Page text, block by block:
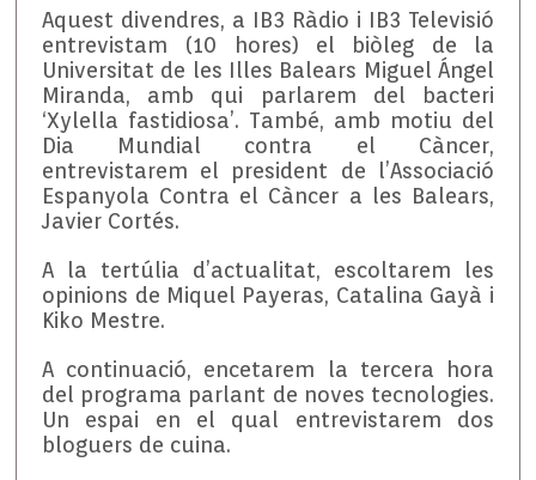
Aquest divendres, a IB3 Ràdio i IB3 Televisió
entrevistam (10 hores) el biòleg de la
Universitat de les Illes Balears Miguel Ángel
Miranda, amb qui parlarem del bacteri
‘Xylella fastidiosa’. També, amb motiu del
Dia Mundial contra el Càncer,
entrevistarem el president de l’Associació
Espanyola Contra el Càncer a les Balears,
Javier Cortés.
A la tertúlia d’actualitat, escoltarem les
opinions de Miquel Payeras, Catalina Gayà i
Kiko Mestre.
A continuació, encetarem la tercera hora
del programa parlant de noves tecnologies.
Un espai en el qual entrevistarem dos
bloguers de cuina.